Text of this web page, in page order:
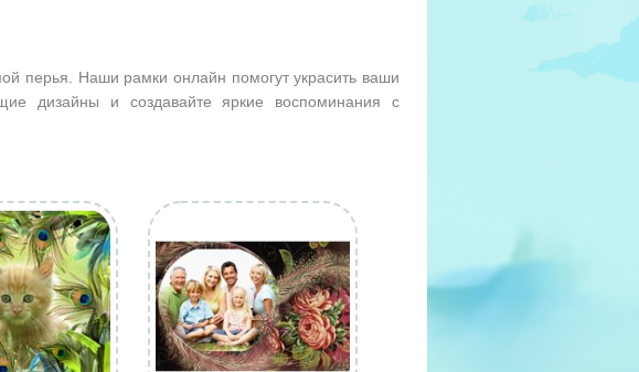
перья. Наши рамки онлайн помогут украсить ваши
дизайны и создавайте яркие воспоминания с